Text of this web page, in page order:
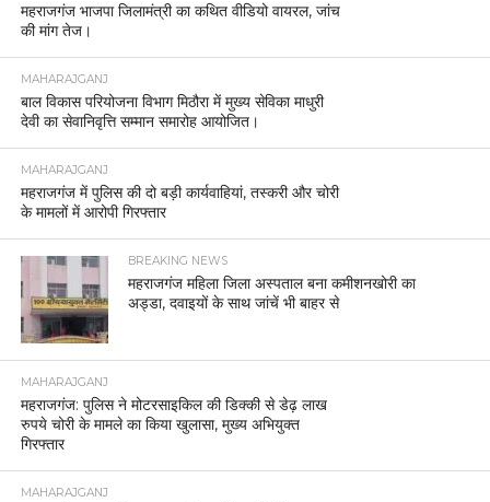
महराजगंज भाजपा जिलामंत्री का कथित वीडियो वायरल, जांच
की मांग तेज।
MAHARAJGANJ
बाल विकास परियोजना विभाग मिठौरा में मुख्य सेविका माधुरी
देवी का सेवानिवृत्ति सम्मान समारोह आयोजित।
MAHARAJGANJ
महराजगंज में पुलिस की दो बड़ी कार्यवाहियां, तस्करी और चोरी
के मामलों में आरोपी गिरफ्तार
BREAKING NEWS
महराजगंज महिला जिला अस्पताल बना कमीशनखोरी का
अड्डा, दवाइयों के साथ जांचें भी बाहर से
MAHARAJGANJ
महराजगंज: पुलिस ने मोटरसाइकिल की डिक्की से डेढ़ लाख
रुपये चोरी के मामले का किया खुलासा, मुख्य अभियुक्त
गिरफ्तार
MAHARAJGANJ